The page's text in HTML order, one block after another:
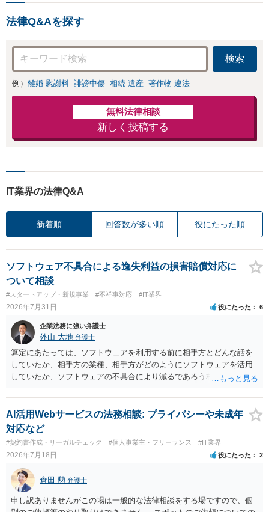
応可：開示請求の
意見照会が来たと
きの対処法、被害
者との示談交渉
法律Q&Aを探す
検索
例） 離婚 慰謝料 誹謗中傷 相続 遺産 著作物 違法
無料法律相談
新しく投稿する
IT業界の法律Q&A
新着順 回答数が多い順 役にたった順
ソフトウェア不具合による逸失利益の損害賠償対応に
ついて相談
#スタートアップ・新規事業 #不祥事対応 #IT業界
2026年7月31日 役にたった 6
企業法務に強い弁護士
外山 大地 弁護士
算定にあたっては、ソフトウェアを利用する前に相手方とどんな話を
していたか、相手方の業種、相手方がどのようにソフトウェアを活用
していたか、ソフトウェアの不具合により減るであろう相手方の将来
ます。 すでに王先生からも回答されている通り、最寄りの弁護士に相
談されることをお勧めします。
AI活用Webサービスの法務相談: プライバシーや未成年
対応など
#契約書作成・リーガルチェック #個人事業主・フリーランス #IT業界
2026年7月18日 役にたった 2
倉田 勲 弁護士
申し訳ありませんがこの場は一般的な法律相談をする場ですので、個